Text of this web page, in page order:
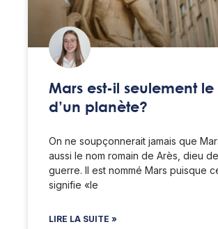
Mars est-il seulement
d’un planète?
On ne soupçonnerait jamais que
aussi le nom romain de Arès, dieu
guerre. Il est nommé Mars puisque
signifie «le
LIRE LA SUITE »